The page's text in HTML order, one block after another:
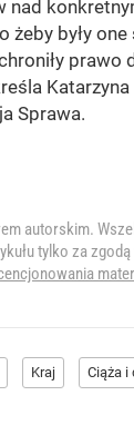
nad
żeby były one
prawo
Sprawa.
autorskim.
tylko za
Kraj Ciąża i